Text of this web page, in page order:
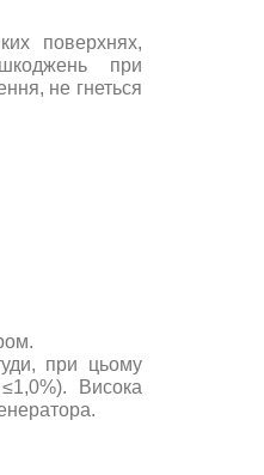
поверхнях,
при
, не гнеться
.
, при
цьому
≤1,0%).
Висока
.